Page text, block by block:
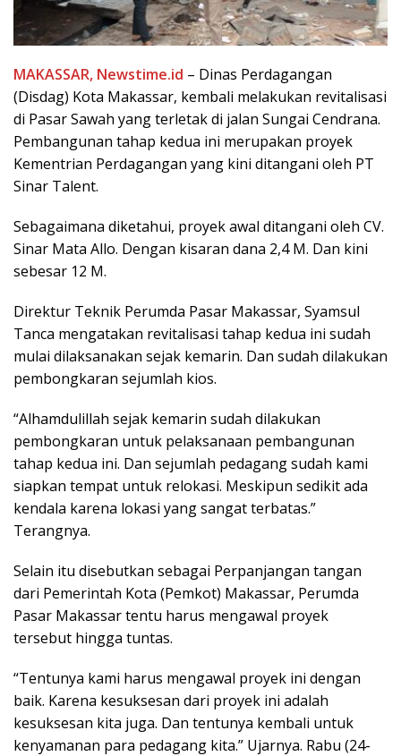
MAKASSAR, Newstime.id – Dinas Perdagangan
(Disdag) Kota Makassar, kembali melakukan revitalisasi
di Pasar Sawah yang terletak di jalan Sungai Cendrana.
Pembangunan tahap kedua ini merupakan proyek
Kementrian Perdagangan yang kini ditangani oleh PT
Sinar Talent.
Sebagaimana diketahui, proyek awal ditangani oleh CV.
Sinar Mata Allo. Dengan kisaran dana 2,4 M. Dan kini
sebesar 12 M.
Direktur Teknik Perumda Pasar Makassar, Syamsul
Tanca mengatakan revitalisasi tahap kedua ini sudah
mulai dilaksanakan sejak kemarin. Dan sudah dilakukan
pembongkaran sejumlah kios.
“Alhamdulillah sejak kemarin sudah dilakukan
pembongkaran untuk pelaksanaan pembangunan
tahap kedua ini. Dan sejumlah pedagang sudah kami
siapkan tempat untuk relokasi. Meskipun sedikit ada
kendala karena lokasi yang sangat terbatas.”
Terangnya.
Selain itu disebutkan sebagai Perpanjangan tangan
dari Pemerintah Kota (Pemkot) Makassar, Perumda
Pasar Makassar tentu harus mengawal proyek
tersebut hingga tuntas.
“Tentunya kami harus mengawal proyek ini dengan
baik. Karena kesuksesan dari proyek ini adalah
kesuksesan kita juga. Dan tentunya kembali untuk
kenyamanan para pedagang kita.” Ujarnya. Rabu (24-